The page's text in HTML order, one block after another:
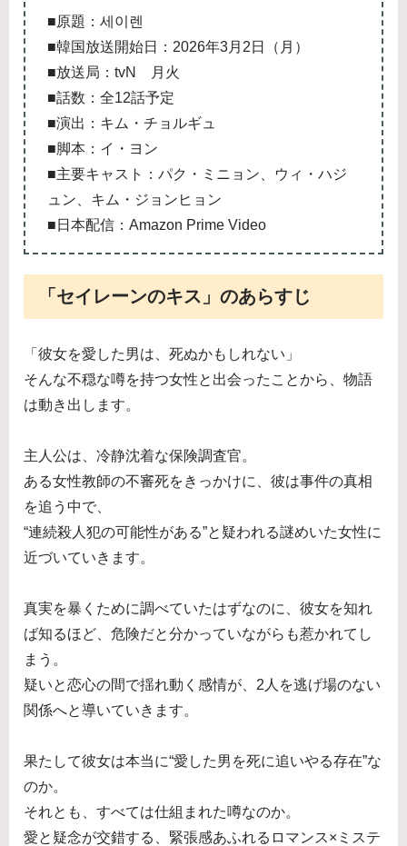
■原題：세이렌
■韓国放送開始日：2026年3月2日（月）
■放送局：tvN 月火
■話数：全12話予定
■演出：キム・チョルギュ
■脚本：イ・ヨン
■主要キャスト：パク・ミニョン、ウィ・ハジ
ュン、キム・ジョンヒョン
■日本配信：Amazon Prime Video
「セイレーンのキス」のあらすじ
「彼女を愛した男は、死ぬかもしれない」
そんな不穏な噂を持つ女性と出会ったことから、物語
は動き出します。
主人公は、冷静沈着な保険調査官。
ある女性教師の不審死をきっかけに、彼は事件の真相
を追う中で、
“連続殺人犯の可能性がある”と疑われる謎めいた女性に
近づいていきます。
真実を暴くために調べていたはずなのに、彼女を知れ
ば知るほど、危険だと分かっていながらも惹かれてし
まう。
疑いと恋心の間で揺れ動く感情が、2人を逃げ場のない
関係へと導いていきます。
果たして彼女は本当に“愛した男を死に追いやる存在”な
のか。
それとも、すべては仕組まれた噂なのか。
愛と疑念が交錯する、緊張感あふれるロマンス×ミステ